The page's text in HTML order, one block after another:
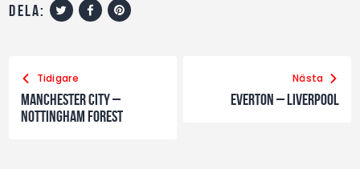
dela:
Tidigare
Manchester City –
Nottingham Forest
Nästa
Everton – Liverpool